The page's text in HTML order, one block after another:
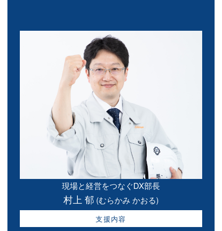
現場と経営をつなぐDX部長
村上 郁 (むらかみ かおる)
支援内容